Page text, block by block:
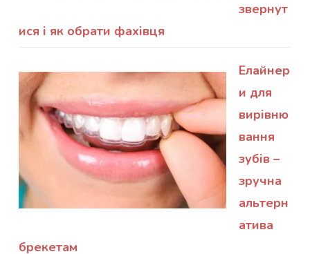
звернут
ися і як обрати фахівця
Елайнер
и для
вирівню
вання
зубів –
зручна
альтерн
атива
брекетам